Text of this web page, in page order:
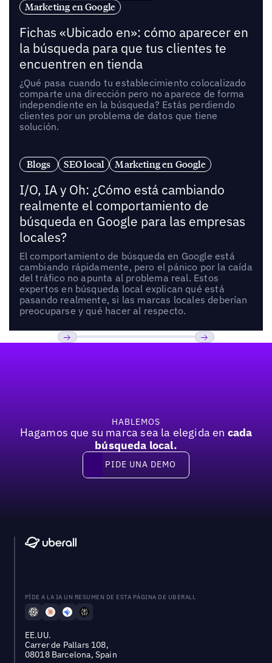
Marketing en Google
Fichas «Ubicado en»: cómo aparecer en
la búsqueda para que tus clientes te
encuentren en tienda
¿Qué pasa cuando tu establecimiento colocalizado
comparte una dirección pero no aparece de forma
independiente en la búsqueda? Estás perdiendo
clientes por un problema de datos que tiene
solución.
Blogs SEO local Marketing en Google
I/O, IA y Oh: ¿Cómo está cambiando
realmente el comportamiento de
búsqueda en Google para las empresas
locales?
El comportamiento de búsqueda en Google está
cambiando rápidamente, pero el pánico por la caída
del tráfico no apunta al problema real. Estos
expertos en búsqueda local explican qué está
pasando realmente, si las marcas locales deberían
preocuparse y qué hacer al respecto.
HABLEMOS
Hagamos que su marca sea la elegida en cada
búsqueda local.
Pide una demo
PIDE UNA DEMO
PÍDE A LA IA UN RESUMEN DE ESTA PÁGINA DE UBERALL
EE.UU.
Carrer de Pallars 108,
08018 Barcelona, Spain